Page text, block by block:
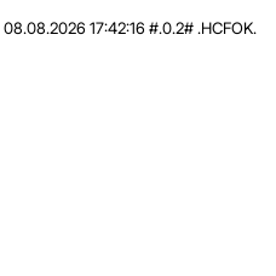
08.08.2026 17:42:16 #.0.2# .HCFOK.